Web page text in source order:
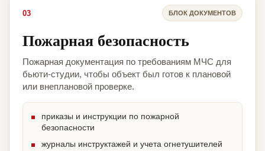
03 БЛОК ДОКУМЕНТОВ
Пожарная безопасность
Пожарная документация по требованиям МЧС для
бьюти-студии, чтобы объект был готов к плановой
или внеплановой проверке.
приказы и инструкции по пожарной
безопасности
журналы инструктажей и учета огнетушителей